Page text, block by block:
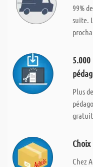
99%
suite.
Plus
Chez